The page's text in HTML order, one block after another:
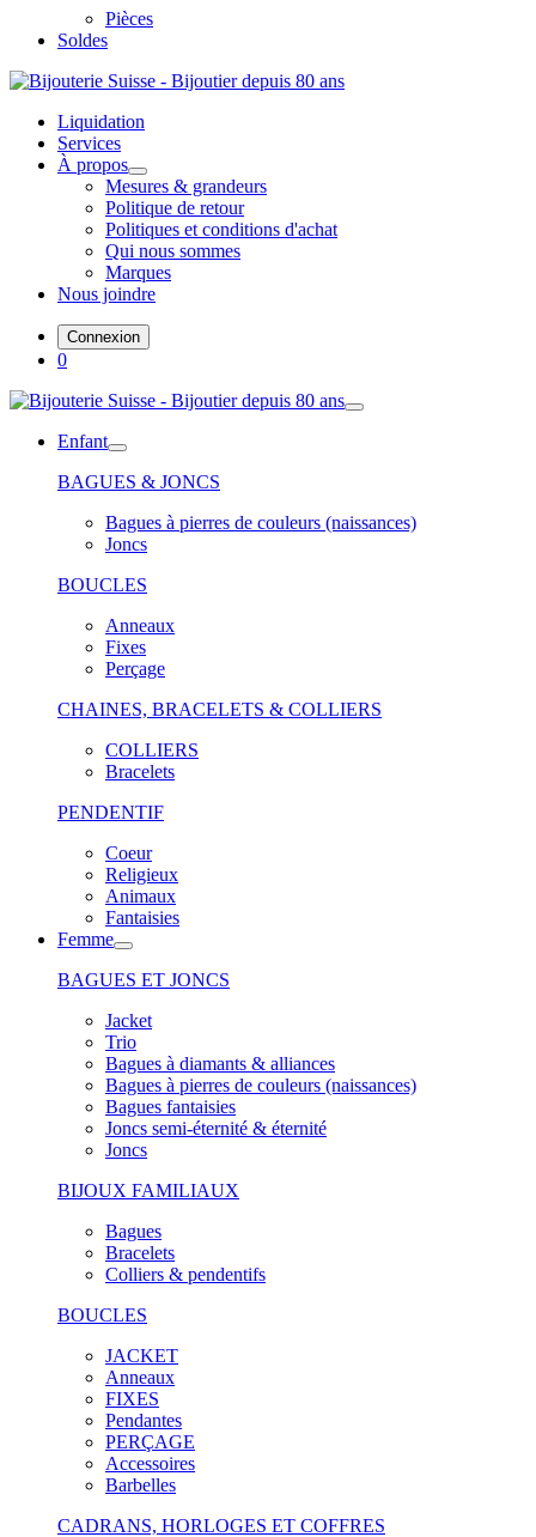
Pièces
Soldes
Liquidation
Services
À propos
Mesures & grandeurs
Politique de retour
Politiques et conditions d'achat
Qui nous sommes
Marques
Nous joindre
Connexion
0
Enfant
BAGUES & JONCS
Bagues à pierres de couleurs (naissances)
Joncs
BOUCLES
Anneaux
Fixes
Perçage
CHAINES, BRACELETS & COLLIERS
COLLIERS
Bracelets
PENDENTIF
Coeur
Religieux
Animaux
Fantaisies
Femme
BAGUES ET JONCS
Jacket
Trio
Bagues à diamants & alliances
Bagues à pierres de couleurs (naissances)
Bagues fantaisies
Joncs semi-éternité & éternité
Joncs
BIJOUX FAMILIAUX
Bagues
Bracelets
Colliers & pendentifs
BOUCLES
JACKET
Anneaux
FIXES
Pendantes
PERÇAGE
Accessoires
Barbelles
CADRANS, HORLOGES ET COFFRES